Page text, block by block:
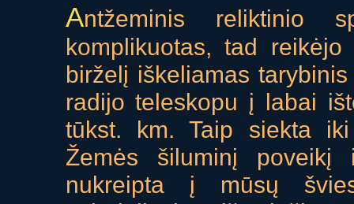
Antžeminis reliktinio
komplikuotas, tad
birželį iškeliamas
radijo teleskopu į labai
tūkst. km. Taip siekta
Žemės šiluminį
nukreipta į mūsų